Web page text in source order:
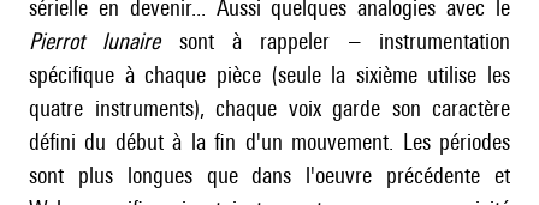
sérielle en devenir... Aussi quelques analogies avec le
Pierrot lunairesont à rappeler – instrumentation
spécifique à chaque pièce (seule la sixième utilise les
quatre instruments), chaque voix garde son caractère
défini du début à la fin d'un mouvement. Les périodes
sont plus longues que dans l'oeuvre précédente et